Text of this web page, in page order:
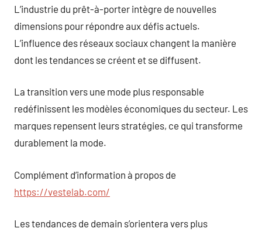
L’industrie du prêt-à-porter intègre de nouvelles
dimensions pour répondre aux défis actuels.
L’influence des réseaux sociaux changent la manière
dont les tendances se créent et se diffusent.
La transition vers une mode plus responsable
redéfinissent les modèles économiques du secteur. Les
marques repensent leurs stratégies, ce qui transforme
durablement la mode.
Complément d’information à propos de
https://vestelab.com/
Les tendances de demain s’orientera vers plus